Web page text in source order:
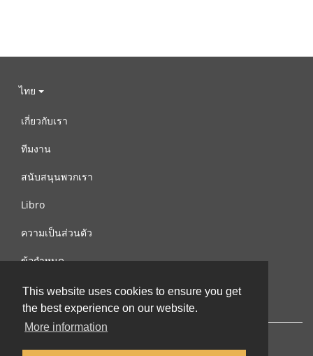
This website uses cookies to ensure you get
the best experience on our website.
More information
ไทย
เกี่ยวกับเรา
ทีมงาน
สนับสนุนพวกเรา
Libro
ความเป็นส่วนตัว
ข้อกำหนด
ติดต่อเรา